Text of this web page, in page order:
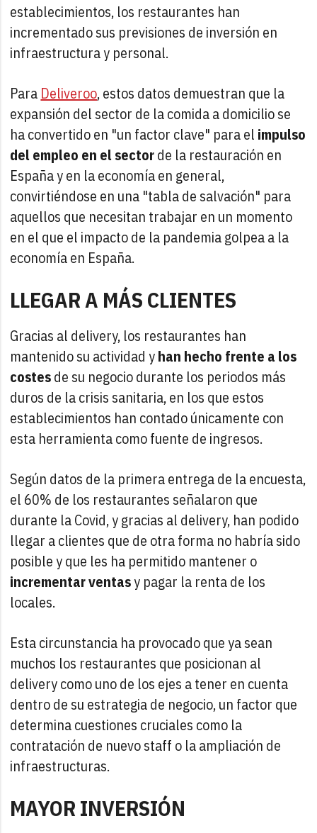
establecimientos, los restaurantes han
incrementado sus previsiones de inversión en
infraestructura y personal.
Para Deliveroo, estos datos demuestran que la
expansión del sector de la comida a domicilio se
ha convertido en "un factor clave" para el impulso
del empleo en el sectorde la restauración en
España y en la economía en general,
convirtiéndose en una "tabla de salvación" para
aquellos que necesitan trabajar en un momento
en el que el impacto de la pandemia golpea a la
economía en España.
LLEGAR A MÁS CLIENTES
Gracias al delivery, los restaurantes han
mantenido su actividad yhan hecho frente a los
costesde su negocio durante los periodos más
duros de la crisis sanitaria, en los que estos
establecimientos han contado únicamente con
esta herramienta como fuente de ingresos.
Según datos de la primera entrega de la encuesta,
el 60% de los restaurantes señalaron que
durante la Covid, y gracias al delivery, han podido
llegar a clientes que de otra forma no habría sido
posible y que les ha permitido mantener o
incrementar ventasy pagar la renta de los
locales.
Esta circunstancia ha provocado que ya sean
muchos los restaurantes que posicionan al
delivery como uno de los ejes a tener en cuenta
dentro de su estrategia de negocio, un factor que
determina cuestiones cruciales como la
contratación de nuevo staff o la ampliación de
infraestructuras.
MAYOR INVERSIÓN